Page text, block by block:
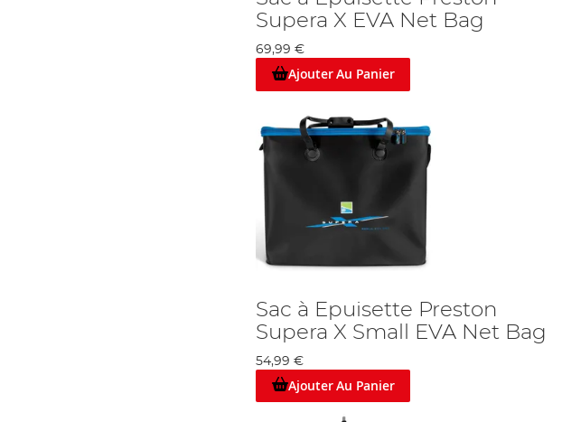
Supera X EVA Net Bag
69,99 €
Ajouter Au Panier
Sac à Epuisette Preston
Supera X Small EVA Net Bag
54,99 €
Ajouter Au Panier